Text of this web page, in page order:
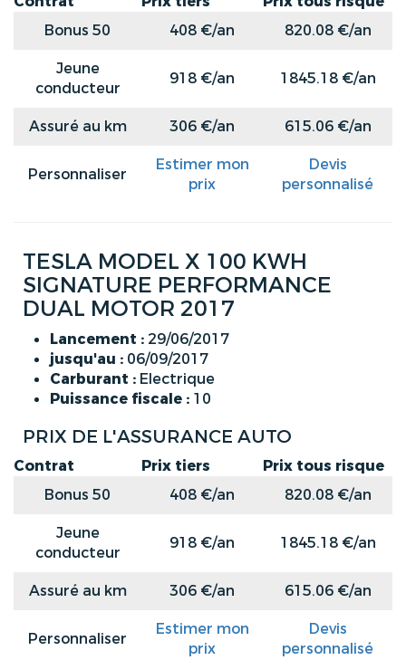
Bonus 50
408 €/an
820.08 €/an
Jeune
conducteur
918 €/an 1845.18 €/an
Assuré au km 306 €/an 615.06 €/an
Personnaliser
Estimer mon
prix
Devis
personnalisé
TESLA MODEL X 100 KWH
SIGNATURE PERFORMANCE
DUAL MOTOR 2017
Lancement : 29/06/2017
jusqu'au : 06/09/2017
Carburant : Electrique
Puissance fiscale : 10
PRIX DE L'ASSURANCE AUTO
Contrat Prix tiers
Prix tous risque
Bonus 50
408 €/an
820.08 €/an
Jeune
conducteur
918 €/an 1845.18 €/an
Assuré au km 306 €/an 615.06 €/an
Personnaliser
Estimer mon
prix
Devis
personnalisé